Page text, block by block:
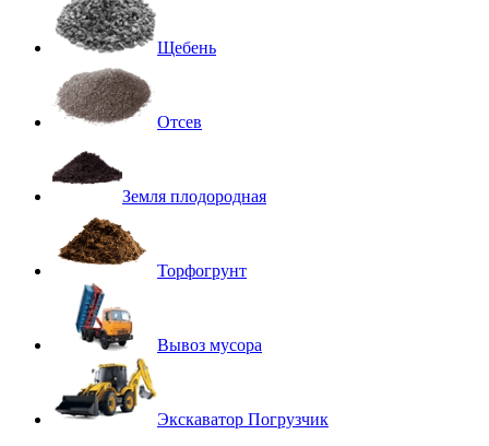
Щебень
Отсев
Земля плодородная
Торфогрунт
Вывоз мусора
Экскаватор Погрузчик